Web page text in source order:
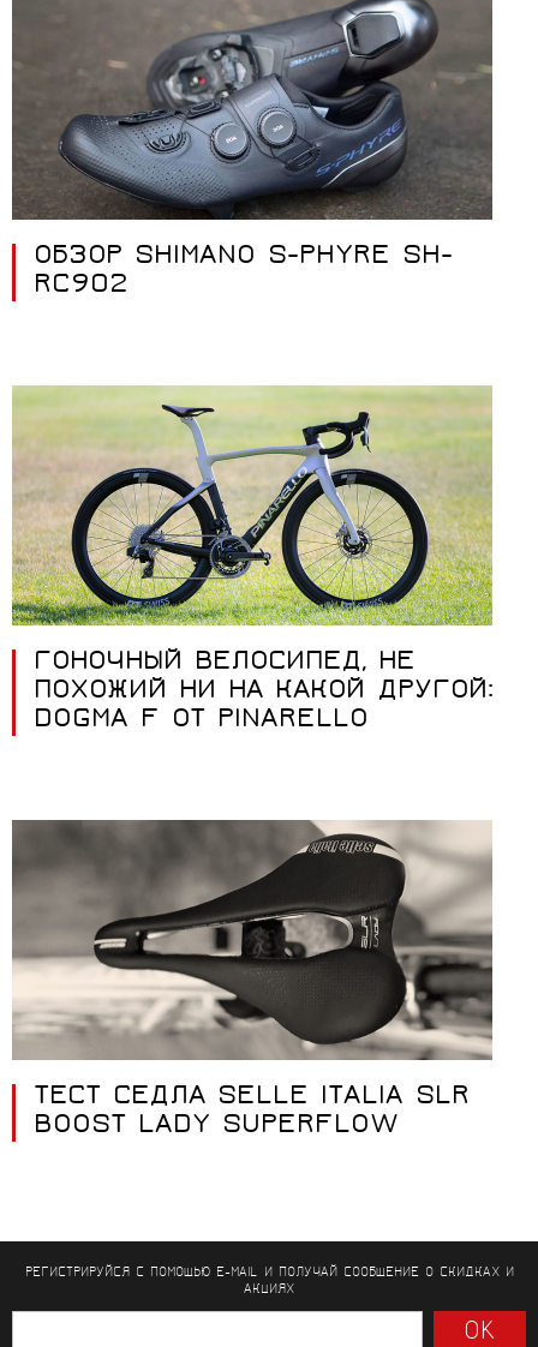
ОБЗОР SHIMANO S-PHYRE SH-
RC902
ГОНОЧНЫЙ ВЕЛОСИПЕД, НЕ
ПОХОЖИЙ НИ НА КАКОЙ ДРУГОЙ:
DOGMA F ОТ PINARELLO
ТЕСТ СЕДЛА SELLE ITALIA SLR
BOOST LADY SUPERFLOW
РЕГИСТРИРУЙСЯ С ПОМОЩЬЮ E-MAIL И ПОЛУЧАЙ СООБЩЕНИЕО СКИДКАХ И
АКЦИЯХ